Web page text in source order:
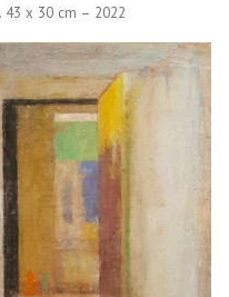
43 x 30 cm – 2022